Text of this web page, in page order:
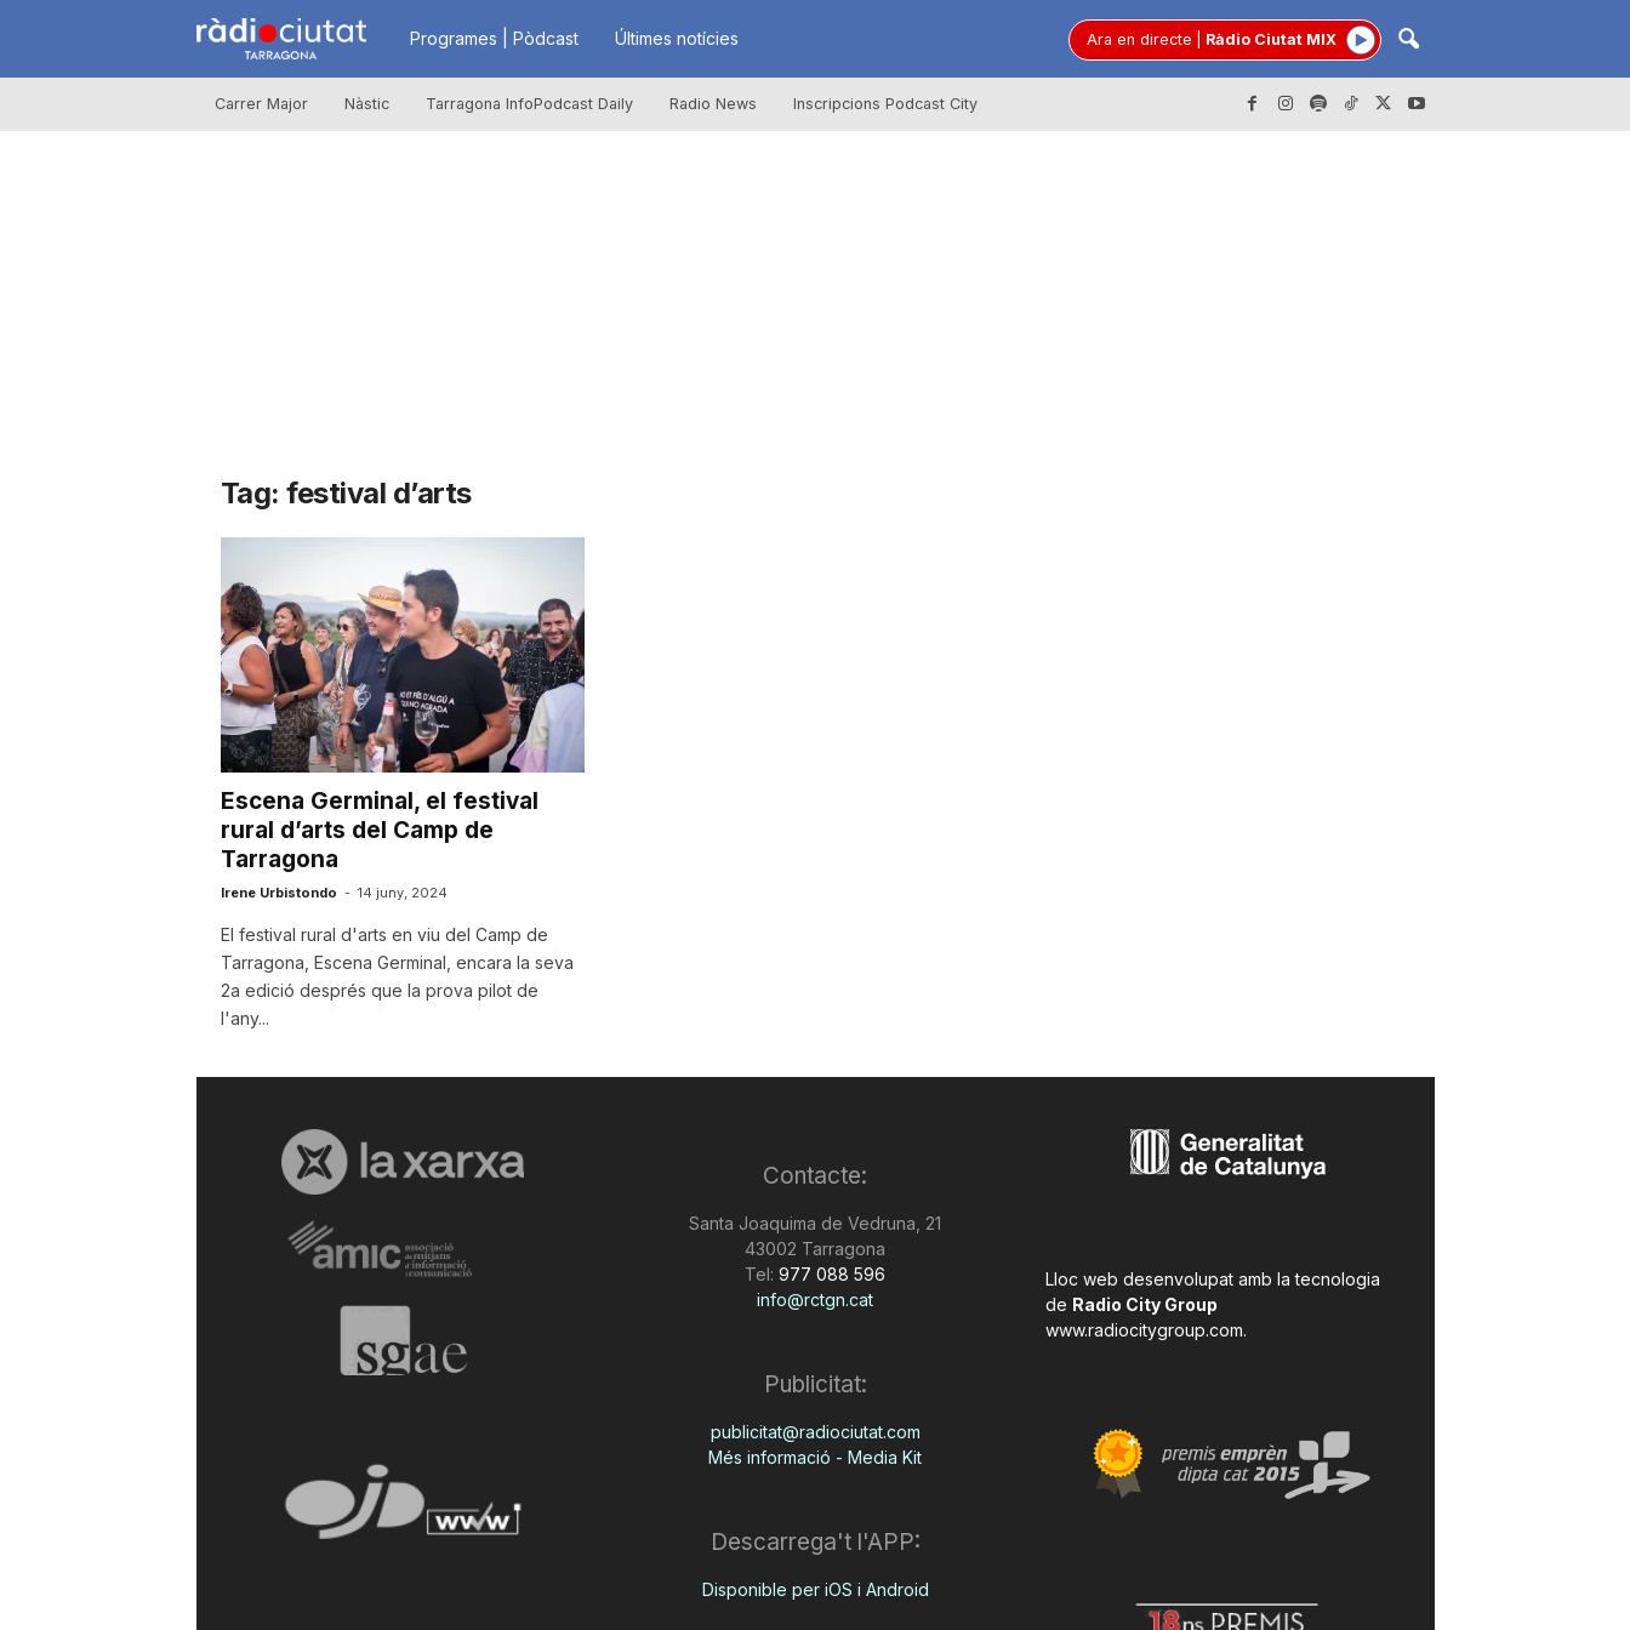
R
à
i
a
t
d
e
a
o
Programes | Pòdcast Últimes notícies Ara en directe Ràdio Ciutat MIX
Carrer Major Nàstic Tarragona InfoPodcast Daily Radio News Inscripcions Podcast City
Tag: festival d’arts
Escena Germinal, el festival
rural d’arts del Camp de
Tarragona
Irene Urbistondo - 14 juny, 2024
El festival rural d'arts en viu del Camp de
Tarragona, Escena Germinal, encara la seva
2a edició després que la prova pilot de
l'any...
Contacte:
Santa Joaquima de Vedruna, 21
43002 Tarragona
Tel: 977 088 596
info@rctgn.cat
Publicitat:
publicitat@radiociutat.com
Més informació - Media Kit
Descarrega't l'APP:
Disponible per iOS i Android
Lloc web desenvolupat amb la tecnologia
de Radio City Group
www.radiocitygroup.com.